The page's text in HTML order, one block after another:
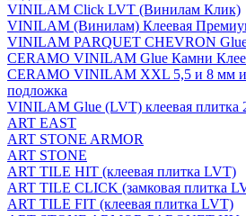
VINILAM Click LVT (Винилам Клик)
VINILAM (Винилам) Клеевая
VINILAM PARQUET CHEVRON
CERAMO VINILAM Glue Камни
CERAMO VINILAM XXL 5,5 и 8 мм
подложка
VINILAM Glue (LVT) клеевая плитка
ART EAST
ART STONE ARMOR
ART STONE
ART TILE HIT (клеевая плитка LVT)
ART TILE CLICK (замковая плитка
ART TILE FIT (клеевая плитка LVT)